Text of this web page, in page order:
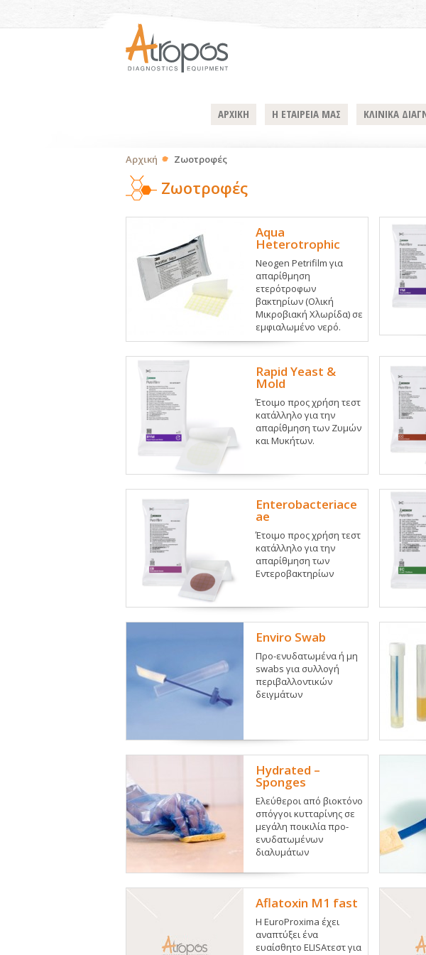
ΑΡΧΙΚΗ Η ΕΤΑΙΡΕΙΑ ΜΑΣ ΚΛΙΝΙΚΑ
Αρχική Ζωοτροφές
Ζωοτροφές
Aqua
Heterotrophic
Neogen Petrifilm για
απαρίθμηση
ετερότροφων
βακτηρίων (Ολική
Μικροβιακή Χλωρίδα) σε
εμφιαλωμένο νερό.
Rapid Yeast &
Mold
Έτοιμο προς χρήση τεστ
κατάλληλο για την
απαρίθμηση των Ζυμών
και Μυκήτων.
Enterobacteriace
ae
Έτοιμο προς χρήση τεστ
κατάλληλο για την
απαρίθμηση των
Εντεροβακτηρίων
Enviro Swab
Προ-ενυδατωμένα ή μη
swabs για συλλογή
περιβαλλοντικών
δειγμάτων
Hydrated –
Sponges
Ελεύθεροι από βιοκτόνο
σπόγγοι κυτταρίνης σε
μεγάλη ποικιλία προ-
ενυδατωμένων
διαλυμάτων
Aflatoxin M1 fast
Η EuroProxima έχει
αναπτύξει ένα
ευαίσθητο ELISAτεστ για